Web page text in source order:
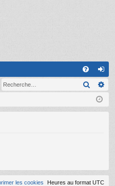
FA on
ne
Heures au format UTC
les cookies